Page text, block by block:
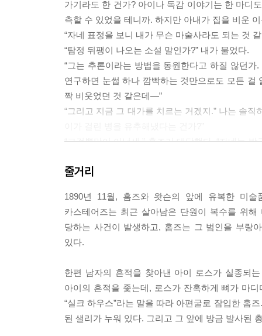
가기라도 한 건가? 아이나 독감 이야기는 한 마디
측할 수 있었을 테니까. 하지만 아내가 집을 비운
“자네 표정을 보니 내가 무슨 마술사라도 되는 것
“탐정 뒤팽이 나오는 소설 말인가?” 내가 물었다.
“그는 추론이라는 방법을 동원한다고 하질 않던
연구하면 눈썹 하나 깜빡하는 것만으로도 모든
짝 비웃었던 것 같은데―”
“그리고 지금 그 대가를 치르는 거겠지.” 나는 솔
“그것뿐만이 아닐세.” 홈즈가 대답했다. “자네는
“홈즈!” 나는 큰소리로 외쳤다. “어떻게 이럴 수가 있
“아닐세. 모두 맞았네. 하지만 무슨 수로……?”
“관찰과 추리를 동원하면 하나가 다른 사실로 연
“그래도 듣고 싶으니 설명을 부탁하네.”
“뭐, 고맙게도 여기까지 찾아와주었으니 순순히
“그렇다네, 홈즈. 모레일세.”
“그렇다면 아내와 떨어져 지내기에 이례적인 시
지낼 수밖에 없는 이유가 있는 거겠지. 그 이유가
교사로 캠버웰에 사는 세실 포레스터 부인의 아
줄거리
1890년 11월, 홈즈와 왓슨의 앞에 유복한 미
카스테어즈는 최근 살아남은 단원이 복수를 위
당하는 사건이 발생하고, 홈즈는 그 범인을 부랑
있다.
한편 남자의 흔적을 찾아낸 아이 로스가 실종되
아이의 흔적을 좇는데, 로스가 잔혹하게 뼈가 마
“실크 하우스”라는 말을 따라 아편굴로 잠입한 홈
된 샐리가 누워 있다. 그리고 그 앞에 방금 발사